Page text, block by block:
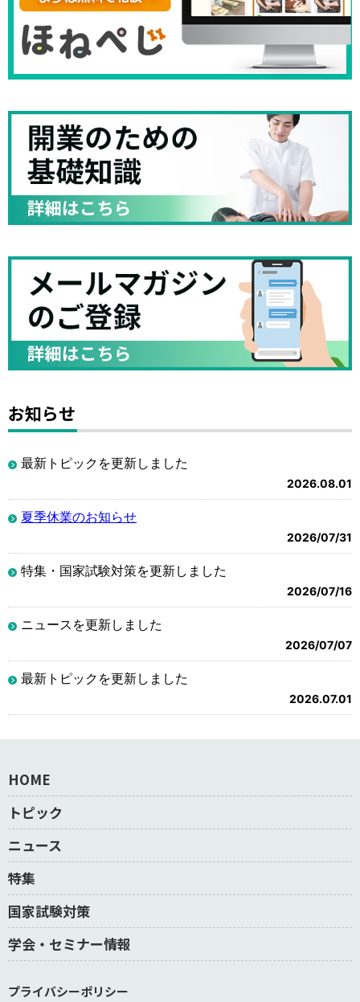
お知らせ
最新トピックを更新しました
2026.08.01
夏季休業のお知らせ
2026/07/31
特集・国家試験対策を更新しました
2026/07/16
ニュースを更新しました
2026/07/07
最新トピックを更新しました
2026.07.01
HOME
トピック
ニュース
特集
国家試験対策
学会・セミナー情報
プライバシーポリシー